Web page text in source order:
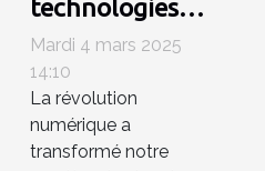
technologies
derrière les
moteurs de
recherche basés
sur l'IA
Mardi 4 mars 2025
14:10
La révolution
numérique a
transformé notre